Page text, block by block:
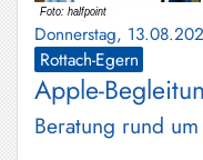
Donnerstag,
Rottach-Egern
Apple-
Beratung rund